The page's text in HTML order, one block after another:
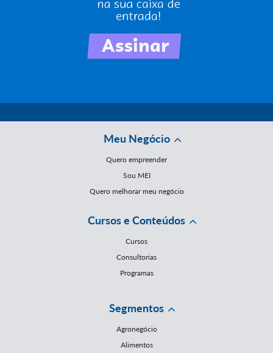
Meu Negócio
Quero empreender
Sou MEI
Quero melhorar meu negócio
Cursos e Conteúdos
Cursos
Consultorias
Programas
Segmentos
Agronegócio
Alimentos